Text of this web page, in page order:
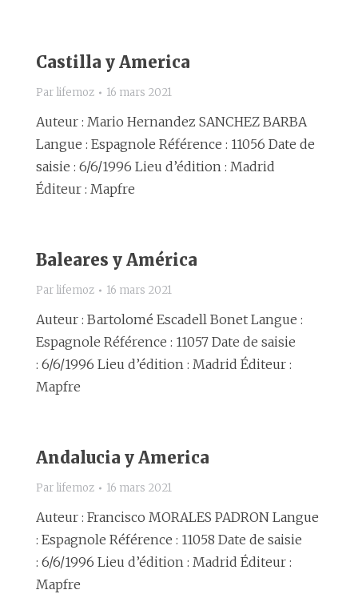
Castilla y America
Par lifemoz 16 mars 2021
Auteur : Mario Hernandez SANCHEZ BARBA
Langue : Espagnole Référence : 11056 Date de
saisie : 6/6/1996 Lieu d’édition : Madrid
Éditeur : Mapfre
Baleares y América
Par lifemoz 16 mars 2021
Auteur : Bartolomé Escadell Bonet Langue :
Espagnole Référence : 11057 Date de saisie
: 6/6/1996 Lieu d’édition : Madrid Éditeur :
Mapfre
Andalucia y America
Par lifemoz 16 mars 2021
Auteur : Francisco MORALES PADRON Langue
: Espagnole Référence : 11058 Date de saisie
: 6/6/1996 Lieu d’édition : Madrid Éditeur :
Mapfre